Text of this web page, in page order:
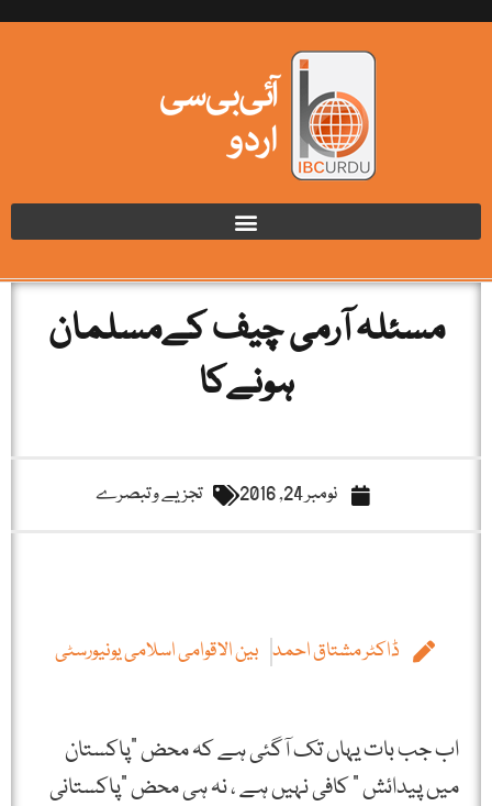
مسئلہ آرمی چیف کےمسلمان
ہونےکا
نومبر 24, 2016 تجزیے و تبصرے
ڈاکٹر مشتاق احمد بین الاقوامی اسلامی یونیورسٹی
اب جب بات یہاں تک آگئی ہے کہ محض "پاکستان
میں پیدائش ” کافی نہیں ہے ، نہ ہی محض "پاکستانی